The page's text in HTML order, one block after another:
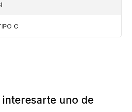
C
uno de